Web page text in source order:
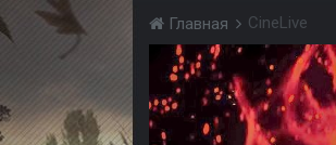
Главная CineLive